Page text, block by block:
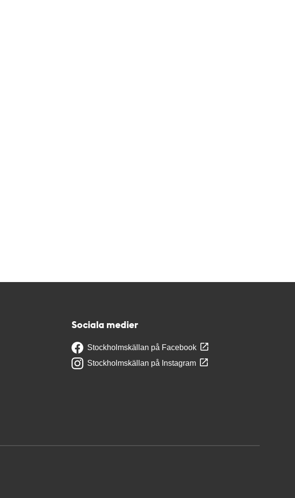
Sociala medier
Stockholmskällan på Facebook
Stockholmskällan på Instagram